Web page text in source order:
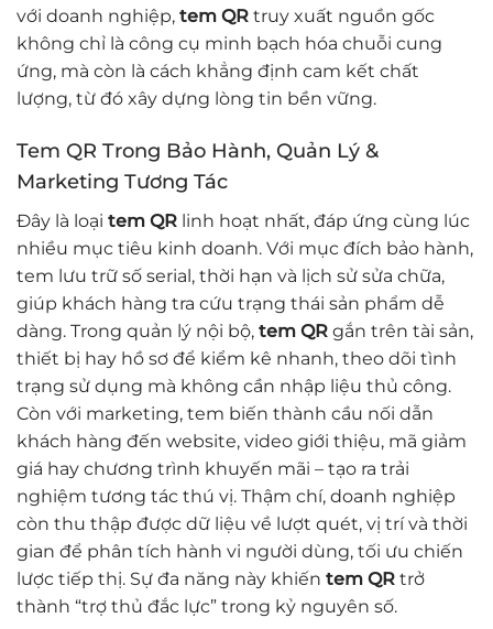
với doanh nghiệp, tem QR truy xuất nguồn gốc
không chỉ là công cụ minh bạch hóa chuỗi cung
ứng, mà còn là cách khẳng định cam kết chất
lượng, từ đó xây dựng lòng tin bền vững.
Tem QR Trong Bảo Hành, Quản Lý &
Marketing Tương Tác
Đây là loại tem QR linh hoạt nhất, đáp ứng cùng lúc
nhiều mục tiêu kinh doanh. Với mục đích bảo hành,
tem lưu trữ số serial, thời hạn và lịch sử sửa chữa,
giúp khách hàng tra cứu trạng thái sản phẩm dễ
dàng. Trong quản lý nội bộ, tem QR gắn trên tài sản,
thiết bị hay hồ sơ để kiểm kê nhanh, theo dõi tình
trạng sử dụng mà không cần nhập liệu thủ công.
Còn với marketing, tem biến thành cầu nối dẫn
khách hàng đến website, video giới thiệu, mã giảm
giá hay chương trình khuyến mãi – tạo ra trải
nghiệm tương tác thú vị. Thậm chí, doanh nghiệp
còn thu thập được dữ liệu về lượt quét, vị trí và thời
gian để phân tích hành vi người dùng, tối ưu chiến
lược tiếp thị. Sự đa năng này khiến tem QR trở
thành “trợ thủ đắc lực” trong kỷ nguyên số.